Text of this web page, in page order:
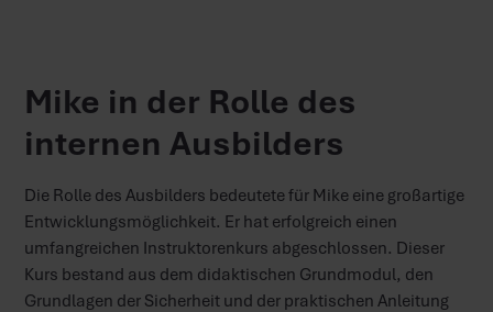
Mike in der Rolle des
internen Ausbilders
Die Rolle des Ausbilders bedeutete für Mike eine großartige
Entwicklungsmöglichkeit. Er hat erfolgreich einen
umfangreichen Instruktorenkurs abgeschlossen. Dieser
Kurs bestand aus dem didaktischen Grundmodul, den
Grundlagen der Sicherheit und der praktischen Anleitung